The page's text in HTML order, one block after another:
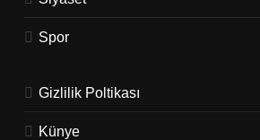
Spor
Gizlilik Poltikası
Künye